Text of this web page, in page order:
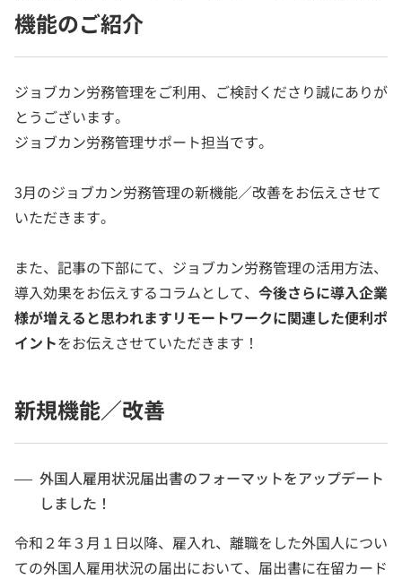
機能のご紹介
ジョブカン労務管理をご利用、ご検討くださり誠にありが
とうございます。
ジョブカン労務管理サポート担当です。
3月のジョブカン労務管理の新機能／改善をお伝えさせて
いただきます。
また、記事の下部にて、ジョブカン労務管理の活用方法、
導入効果をお伝えするコラムとして、 今後さらに導入企業
様が増えると思われますリモートワークに関連した便利ポ
イントをお伝えさせていただきます！
新規機能／改善
外国人雇用状況届出書のフォーマットをアップデート
しました！
令和２年３月１日以降、雇入れ、離職をした外国人につい
ての外国人雇用状況の届出において、届出書に在留カード